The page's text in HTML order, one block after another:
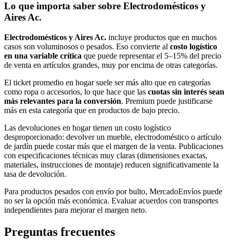
Lo que importa saber sobre Electrodomésticos y
Aires Ac.
Electrodomésticos y Aires Ac. incluye productos que en muchos
casos son voluminosos o pesados. Eso convierte al costo logístico
en una variable crítica que puede representar el 5–15% del precio
de venta en artículos grandes, muy por encima de otras categorías.
El ticket promedio en hogar suele ser más alto que en categorías
como ropa o accesorios, lo que hace que las cuotas sin interés sean
más relevantes para la conversión. Premium puede justificarse
más en esta categoría que en productos de bajo precio.
Las devoluciones en hogar tienen un costo logístico
desproporcionado: devolver un mueble, electrodoméstico o artículo
de jardín puede costar más que el margen de la venta. Publicaciones
con especificaciones técnicas muy claras (dimensiones exactas,
materiales, instrucciones de montaje) reducen significativamente la
tasa de devolución.
Para productos pesados con envío por bulto, MercadoEnvíos puede
no ser la opción más económica. Evaluar acuerdos con transportes
independientes para mejorar el margen neto.
Preguntas frecuentes